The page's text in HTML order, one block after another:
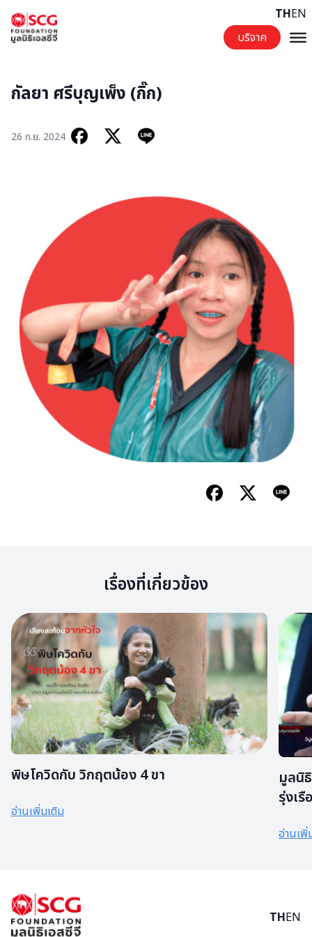
บริจาค
THEN
กัลยา ศรีบุญเพ็ง (กิ๊ก)
26 ก.ย. 2024
เรื่องที่เกี่ยวข้อง
พิษโควิดกับ วิกฤตน้อง 4 ขา
อ่านเพิ่มเติม
มูลนิ
รุ่งเ
อ่านเพิ่
THEN